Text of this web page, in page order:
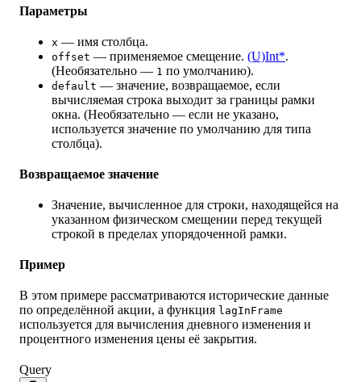
Параметры
x — имя столбца.
offset — применяемое смещение. (U)Int*.
(Необязательно — 1 по умолчанию).
default — значение, возвращаемое, если
вычисляемая строка выходит за границы рамки
окна. (Необязательно — если не указано,
используется значение по умолчанию для типа
столбца).
Возвращаемое значение
Значение, вычисленное для строки, находящейся на
указанном физическом смещении перед текущей
строкой в пределах упорядоченной рамки.
Пример
В этом примере рассматриваются исторические данные
по определённой акции, а функция lagInFrame
используется для вычисления дневного изменения и
процентного изменения цены её закрытия.
Query